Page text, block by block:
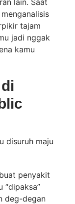
lain. Saat
tajam
jadi nggak
kamu
disuruh maju
penyakit
“dipaksa”
deg-degan